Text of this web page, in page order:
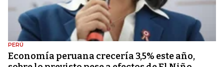
PERÚ
Economía peruana crecería 3,5% este año,